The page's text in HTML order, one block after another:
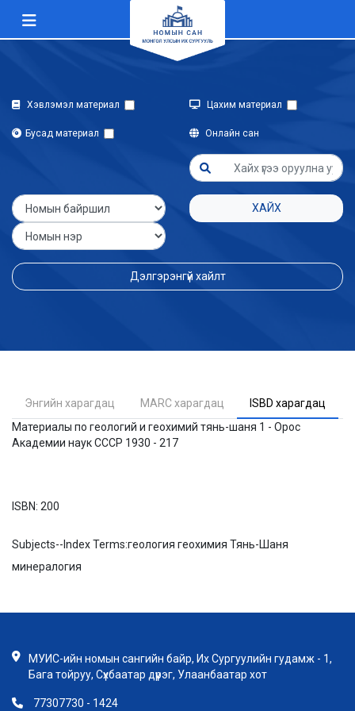
Хэвлэмэл материал Цахим материал
Бусад материал Онлайн сан
ХАЙХ
Дэлгэрэнгүй хайлт
Энгийн харагдац MARC харагдац
ISBD харагдац
Материалы по геологий и геохимий тянь-шаня 1 - Орос
Академии наук СССР 1930 - 217
ISBN: 200
Subjects--Index Terms:геология геохимия Тянь-Шаня
минералогия
МУИС-ийн номын сангийн байр, Их Сургуулийн гудамж - 1,
Бага тойруу, Сүхбаатар дүүрэг, Улаанбаатар хот
77307730 - 1424